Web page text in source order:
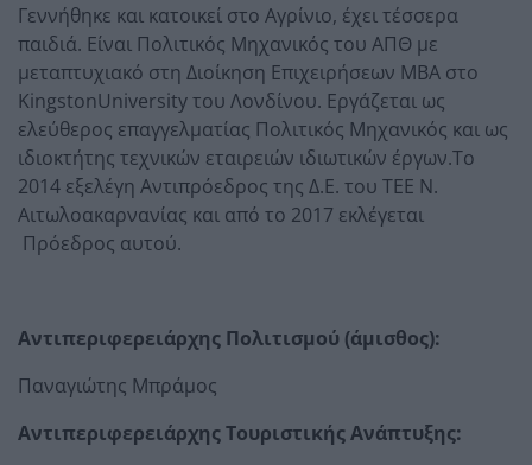
Γεννήθηκε και κατοικεί στο Αγρίνιο, έχει τέσσερα
παιδιά. Είναι Πολιτικός Μηχανικός του ΑΠΘ με
μεταπτυχιακό στη Διοίκηση Επιχειρήσεων MBA στο
KingstonUniversity του Λονδίνου. Εργάζεται ως
ελεύθερος επαγγελματίας Πολιτικός Μηχανικός και ως
ιδιοκτήτης τεχνικών εταιρειών ιδιωτικών έργων.Το
2014 εξελέγη Αντιπρόεδρος της Δ.Ε. του ΤΕΕ Ν.
Αιτωλοακαρνανίας και από το 2017 εκλέγεται
Πρόεδρος αυτού.
Αντιπεριφερειάρχης Πολιτισμού (άμισθος):
Παναγιώτης Μπράμος
Αντιπεριφερειάρχης Τουριστικής Ανάπτυξης: